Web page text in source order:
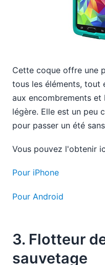
Cette coque offre une
tous les éléments, tout
aux encombrements
légère. Elle est un peu
pour passer un été
Vous pouvez l'obtenir
Pour iPhone
Pour Android
3. Flotteur
sauvetage